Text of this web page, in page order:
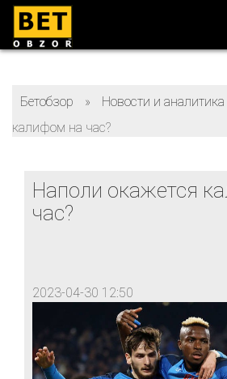
Бетобзор » Новости и аналитика
калифом на час?
Наполи окажется
час?
2023-04-30 12:50